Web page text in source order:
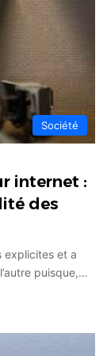
Société
internet :
des
explicites et a
puisque,…